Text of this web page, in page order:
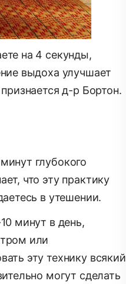
на 4 секунды,
выдоха улучшает
д-р Бортон.
глубокого
что эту практику
в утешении.
минут в день,
или
эту технику всякий
могут сделать